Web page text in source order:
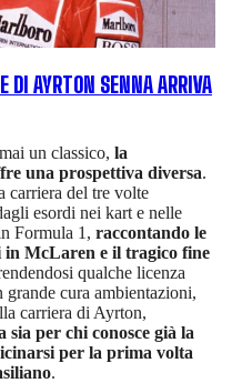
DI AYRTON SENNA ARRIVA
un classico, la
una prospettiva diversa.
carriera del tre volte
esordi nei kart e nelle
Formula 1, raccontando le
in McLaren e il tragico fine
qualche licenza
grande cura ambientazioni,
carriera di Ayrton,
sia per chi conosce già la
per la prima volta
.